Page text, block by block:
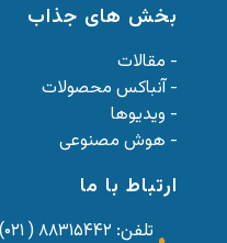
بخش های جذاب
- مقالات
- آنباکس محصولات
- ویدیوها
- هوش مصنوعی
ارتباط با ما